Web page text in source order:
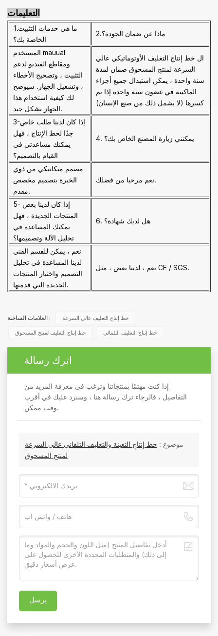
التعليمات
1.ما هي خدمات التثبيت
الخاصة بك؟
2.ماذا عن ضمان الجودة؟
المستخدم mauual
ومقاطع الفيديو لدعم
التثبيت ، وتصحيح الأخطاء
، وتشغيل الجهاز. سيوضح
لك كيفية استخدام هذا
الجهاز بشكل جيد.
ال خط إنتاج التغليف الأوتوماتيكي عالي
السرعة لمنتج المسحوق ضمان لمدة
سنة واحدة ، يمكن استبدال جميع أجزاء
الماكينة في غضون سنة واحدة إذا تم
كسرها (لا يشمل ذلك من صنع الإنسان)
3-إذا كان لدينا طلب خاص
جدًا لخط الإنتاج ، فهل
يمكنك مساعدتي في
القيام بالتصميم؟
4. يمكنني زيارة المصنع الخاص بك؟
مصمم ميكانيكي من ذوي
الخبرة بتصميم مخصص
مقدم.
نعم مرحبا من فضلك.
5- إذا كان لدينا بعض
المنتجات الجديدة ، فهل
يمكنك المساعدة في
تحليل الآلة وتصميمها؟
6. هل لديك شهادة؟
نعم ، يمكن للقسم الفني
لدينا المساعدة في تحليل
التصميم واختبار المنتجات
الجديدة التي قدمتها.
نعم ، لدينا بعض ، مثل CE / SGS.
العلامات الساخنة : خط إنتاج التغليف عالي السرعة
خط إنتاج التغليف لمنتج المسحوق خط إنتاج التغليف التلقائي
اترك رسالة
إذا كنت مهتمًا بمنتجاتنا وترغب في معرفة المزيد من
التفاصيل ، فالرجاء ترك رسالة هنا ، وسنرد عليك في أقرب
وقت ممكن.
موضوع : خط إنتاج التعبئة والتغليف التلقائي عالي السرعة
لمنتج المسحوق
يرسل